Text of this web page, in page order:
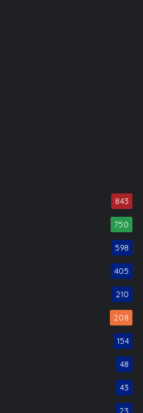
843
750
598
405
210
208
154
48
43
23